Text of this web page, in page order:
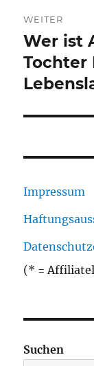
WEITER
Nächster
Beitrag:
Wer ist
Tochter
Impressum
(* =
Suchen